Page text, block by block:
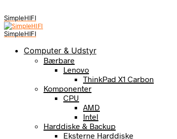
SimpleHIFI
SimpleHIFI
Computer & Udstyr
Bærbare
Lenovo
ThinkPad X1 Carbon
Komponenter
CPU
AMD
Intel
Harddiske & Backup
Eksterne Harddiske